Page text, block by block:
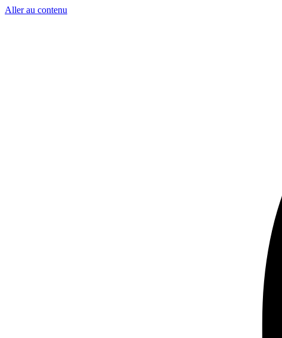
Aller au contenu